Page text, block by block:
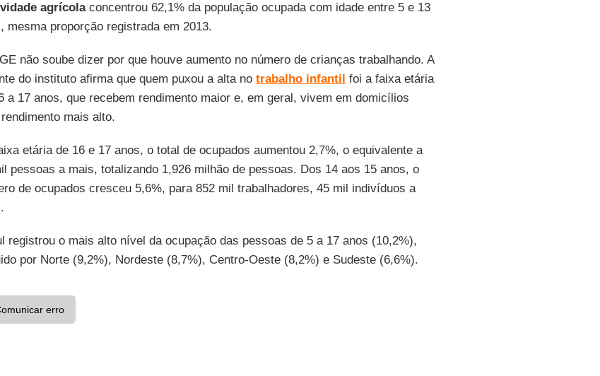
agrícolaconcentrou 62,1% da população ocupada com idade entre 5 e 13
mesma proporção registrada em 2013.
não soube dizer por que houve aumento no número de crianças trabalhando. A
do instituto afirma que quem puxou a alta no trabalho infantil foi a faixa etária
a 17 anos, que recebem rendimento maior e, em geral, vivem em domicílios
mais alto.
etária de 16 e 17 anos, o total de ocupados aumentou 2,7%, o equivalente a
pessoas a mais, totalizando 1,926 milhão de pessoas. Dos 14 aos 15 anos, o
de ocupados cresceu 5,6%, para 852 mil trabalhadores, 45 mil indivíduos a
registrou o mais alto nível da ocupação das pessoas de 5 a 17 anos (10,2%),
por Norte (9,2%), Nordeste (8,7%), Centro-Oeste (8,2%) e Sudeste (6,6%).
erro